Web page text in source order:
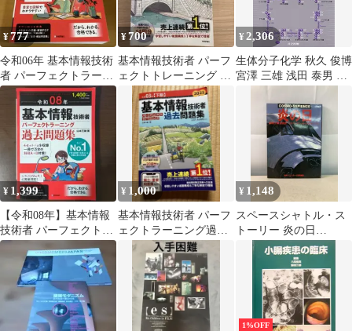
¥777
令和06年 基本情報技術
者 パーフェクトラーニ
ング過去問題集
¥700
基本情報技術者 パーフ
ェクトトレーニング 過
去問題集 平成30年度春
¥ 2,306
生体分子化学 秋久 俊博
宮澤 三雄 浅田 泰男 小
洋子 石塚 盛雄; 神野 英
¥ 1,399
【令和08年】基本情報
技術者 パーフェクトラ
ーニング過去問題集
【令和8年】
¥ 1,000
基本情報技術者 パーフ
ェクトラーニング過去
問題集 令和03年下期
¥ 1,148
スペースシャトル・ス
トーリー 炎の日
Cosmo-sapience 柴田三
1%OFF